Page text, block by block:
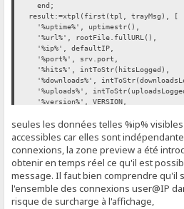
end;
result:=xtpl(first(tpl, trayMsg), [
'%uptime%', uptimestr(),
'%url%', rootFile.fullURL(),
'%ip%', defaultIP,
'%port%', srv.port,
'%hits%', intToStr(hitsLogged),
'%downloads%',
'%uploads%',
'%version%', VERSION,
]);
end; // getTrayTipMsg
seules les données telles %ip%
accessibles car elles sont
connexions, la zone preview a été
obtenir en temps réel ce qu'il est
message. Il faut bien comprendre qu'il
l'ensemble des connexions user@IP
risque de surcharge à l'affichage,